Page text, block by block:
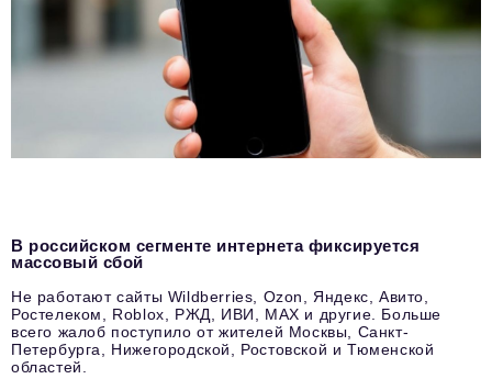
В российском сегменте интернета фиксируется
массовый сбой
Не работают сайты Wildberries, Ozon, Яндекс, Авито,
Ростелеком, Roblox, РЖД, ИВИ, MAX и другие. Больше
всего жалоб поступило от жителей Москвы, Санкт-
Петербурга, Нижегородской, Ростовской и Тюменской
областей.